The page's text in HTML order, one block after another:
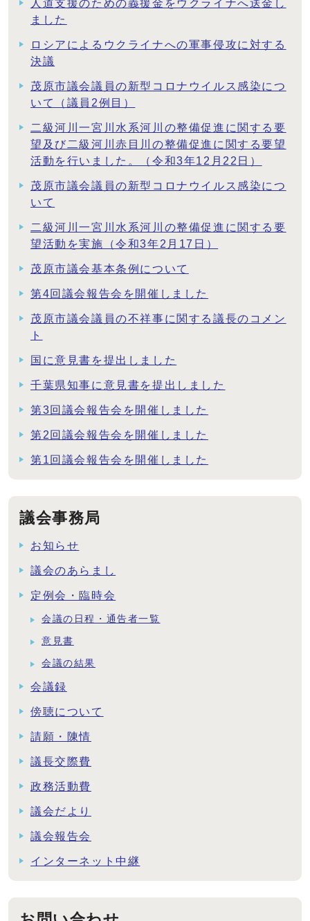
人道支援のための義援金をウクライナへ送金し
ました
ロシアによるウクライナへの軍事侵攻に対する
決議
茂原市議会議員の新型コロナウイルス感染につ
いて（議員2例目）
二級河川一宮川水系河川の整備促進に関する要
望及び二級河川赤目川の整備促進に関する要望
活動を行いました。（令和3年12月22日）
茂原市議会議員の新型コロナウイルス感染につ
いて
二級河川一宮川水系河川の整備促進に関する要
望活動を実施（令和3年2月17日）
茂原市議会基本条例について
第4回議会報告会を開催しました
茂原市議会議員の不祥事に関する議長のコメン
ト
国に意見書を提出しました
千葉県知事に意見書を提出しました
第3回議会報告会を開催しました
第2回議会報告会を開催しました
第1回議会報告会を開催しました
議会事務局
お知らせ
議会のあらまし
定例会・臨時会
会議の日程・通告者一覧
意見書
会議の結果
会議録
傍聴について
請願・陳情
議長交際費
政務活動費
議会だより
議会報告会
インターネット中継